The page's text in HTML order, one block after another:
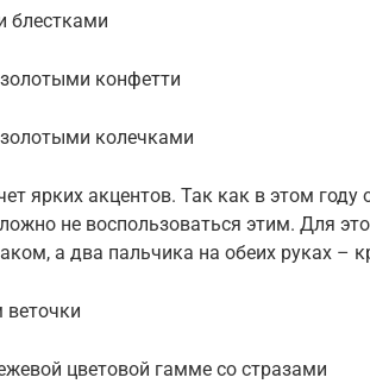
блестками
конфетти
колечками
ярких акцентов. Так как в этом году
не воспользоваться этим. Для
а два пальчика на обеих руках –
цветовой гамме со стразами